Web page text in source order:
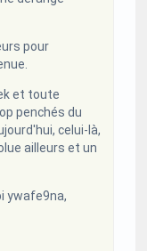
pour
et toute
penchés du
celui-là,
ailleurs et un
ywafe9na,